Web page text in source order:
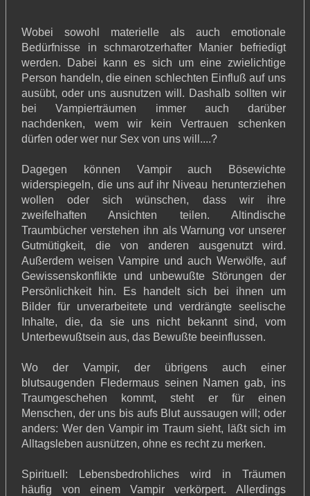
Wobei sowohl materielle als auch emotionale
Bedürfnisse in schmarotzerhafter Manier befriedigt
werden. Dabei kann es sich um eine zwielichtige
Person handeln, die einen schlechten Einfluß auf uns
ausübt, oder uns ausnutzen will. Dashalb sollten wir
bei Vampierträumen immer auch darüber
nachdenken, wem wir kein Vertrauen schenken
dürfen oder wer nur Sex von uns will....?
Dagegen können Vampir auch Bösewichte
widerspiegeln, die uns auf ihr Niveau herunterziehen
wollen oder sich wünschen, dass wir ihre
zweifelhaften Ansichten teilen. Altindische
Traumbücher verstehen ihn als Warnung vor unserer
Gutmütigkeit, die von anderen ausgenutzt wird.
Außerdem weisen Vampire und auch Werwölfe, auf
Gewissenskonflikte und unbewußte Störungen der
Persönlichkeit hin. Es handelt sich bei ihnen um
Bilder für unverarbeitete und verdrängte seelische
Inhalte, die, da sie uns nicht bekannt sind, vom
Unterbewußtsein aus, das Bewußte beeinflussen.
Wo der Vampir, der übrigens auch einer
blutsaugenden Fledermaus seinen Namen gab, ins
Traumgeschehen kommt, steht er für einen
Menschen, der uns bis aufs Blut aussaugen will; oder
anders: Wer den Vampir im Traum sieht, läßt sich im
Alltagsleben ausnützen, ohne es recht zu merken.
Spirituell: Lebensbedrohliches wird in Träumen
häufig von einem Vampir verkörpert. Allerdings